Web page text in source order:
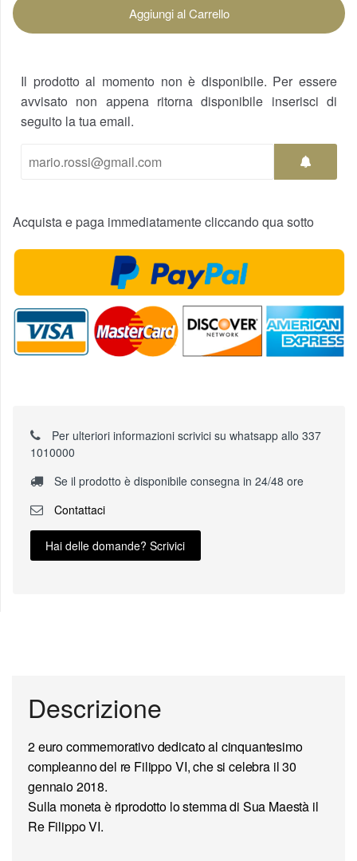
Aggiungi al Carrello
Il prodotto al momento non è disponibile. Per essere
avvisato non appena ritorna disponibile inserisci di
seguito la tua email.
Acquista e paga immediatamente cliccando qua sotto
Per ulteriori informazioni scrivici su whatsapp allo 337
1010000
Se il prodotto è disponibile consegna in 24/48 ore
Contattaci
Hai delle domande? Scrivici
Descrizione
2 euro commemorativodedicato al cinquantesimo
compleanno del re Filippo VI, che si celebra il 30
gennaio 2018.
Sulla moneta è riprodotto lo stemmadi Sua Maestà il
Re Filippo VI.